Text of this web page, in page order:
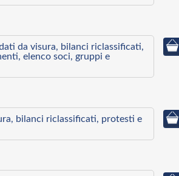
da visura, bilanci riclassificati,
elenco soci, gruppi e
bilanci riclassificati, protesti e